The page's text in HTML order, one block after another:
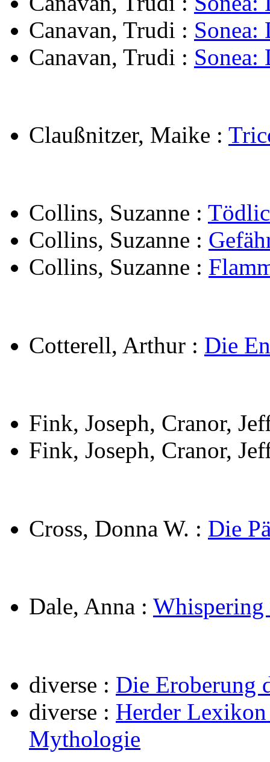
Canavan, Trudi : Sonea:
Canavan, Trudi :
Claußnitzer, Maike :
Collins, Suzanne :
Collins, Suzanne :
Collins, Suzanne :
Cotterell, Arthur : Die
Fink, Joseph, Cranor,
Fink, Joseph, Cranor,
Cross, Donna W. : Die
Dale, Anna : Whispering
diverse : Die Eroberung
diverse : Herder
Mythologie